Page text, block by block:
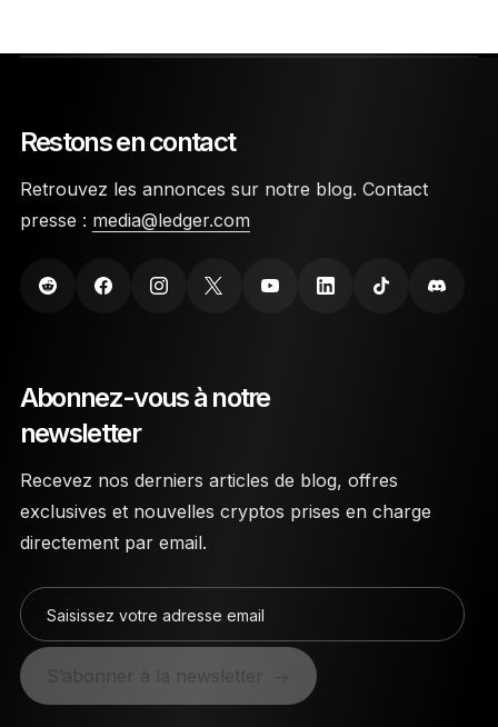
Restons en contact
Retrouvez les annonces sur notre blog. Contact
presse : media@ledger.com
Abonnez-vous à notre
newsletter
Recevez nos derniers articles de blog, offres
exclusives et nouvelles cryptos prises en charge
directement par email.
Saisissez votre adresse email
S’abonner à la newsletter